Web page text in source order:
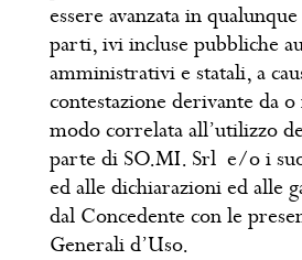
essere avanzata in
parti, ivi incluse pubbliche
amministrativi e statali, a
contestazione derivante da
modo correlata all’utilizzo
parte di SO.MI. Srl e/o i
ed alle dichiarazioni ed alle
dal Concedente con le
Generali d’Uso.